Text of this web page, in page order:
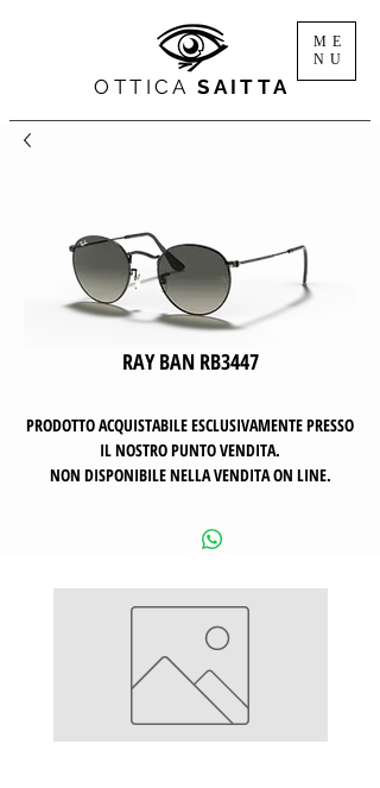
OTTICASAITTA
ME
NU
RAY BAN RB3447
PRODOTTO ACQUISTABILE ESCLUSIVAMENTE PRESSO
IL NOSTRO PUNTO VENDITA.
NON DISPONIBILE NELLA VENDITA ON LINE.